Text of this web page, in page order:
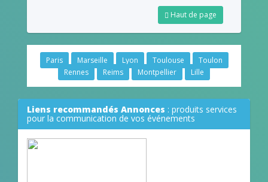
Haut de page
Paris Marseille Lyon Toulouse
Toulon
Rennes
Reims Montpellier Lille
Liens recommandés Annonces : produits services
pour la communication de vos événements